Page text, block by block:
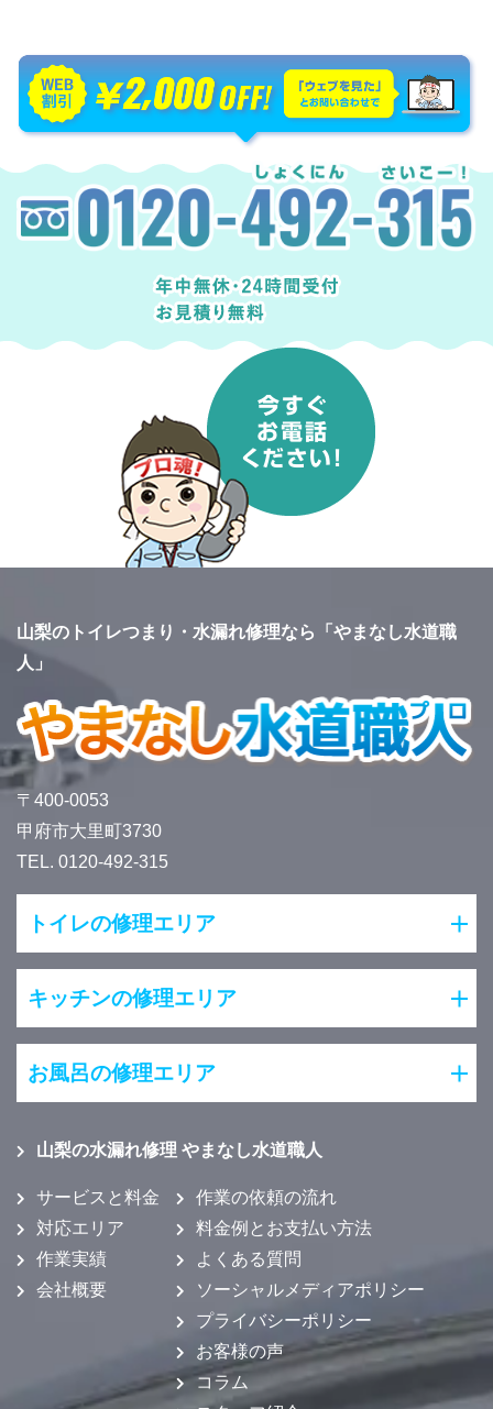
山梨のトイレつまり・水漏れ修理なら「やまなし水道職
人」
〒400-0053
甲府市大里町3730
TEL. 0120-492-315
トイレの修理エリア
キッチンの修理エリア
お風呂の修理エリア
山梨の水漏れ修理 やまなし水道職人
サービスと料金
対応エリア
作業実績
会社概要
作業の依頼の流れ
料金例とお支払い方法
よくある質問
ソーシャルメディアポリシー
プライバシーポリシー
お客様の声
コラム